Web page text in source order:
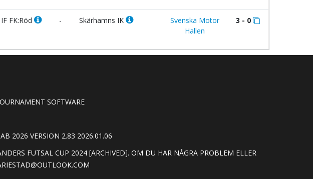
FK:Röd - Skärhamns IK
Svenska Motor
Hallen
3 - 0
SOFTWARE
2026 VERSION 2.83 2026.01.06
FUTSAL CUP 2024 [ARCHIVED]. OM DU HAR NÅGRA PROBLEM ELLER